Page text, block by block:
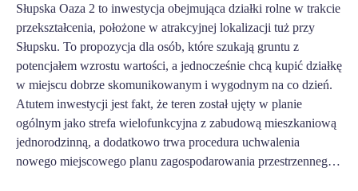
Słupska Oaza 2 to inwestycja obejmująca działki rolne w trakcie
przekształcenia, położone w atrakcyjnej lokalizacji tuż przy
Słupsku. To propozycja dla osób, które szukają gruntu z
potencjałem wzrostu wartości, a jednocześnie chcą kupić działkę
w miejscu dobrze skomunikowanym i wygodnym na co dzień.
Atutem inwestycji jest fakt, że teren został ujęty w planie
ogólnym jako strefa wielofunkcyjna z zabudową mieszkaniową
jednorodzinną, a dodatkowo trwa procedura uchwalenia
nowego miejscowego planu zagospodarowania przestrzennego.